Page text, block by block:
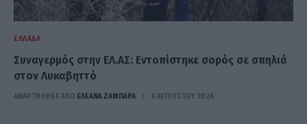
ΕΛΛΆΔΑ
Συναγερμός στην ΕΛ.ΑΣ: Εντοπίστηκε σορός σε σπηλιά
στον Λυκαβηττό
ΑΝΑΡΤΗΘΗΚΕ ΑΠΟ ΕΛΕΑΝΑ ΖΑΜΠΑΡΑ 8 ΑΥΓΟΎΣΤΟΥ 2026